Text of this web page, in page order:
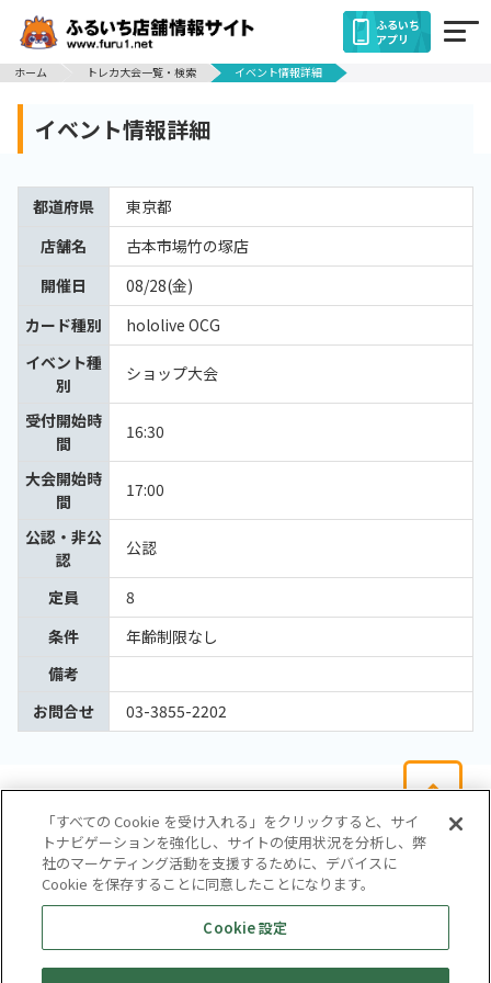
ふるいち
アプリ
ホーム
トレカ大会一覧・検索 イベント情報詳細
イベント情報詳細
都道府県
東京都
店舗名
古本市場竹の塚店
開催日
08/28(金)
カード種別
hololive OCG
イベント種
別
ショップ大会
受付開始時
間
16:30
大会開始時
間
17:00
公認・非公
認
公認
定員
8
条件
年齢制限なし
備考
お問合せ
03-3855-2202
会社概要
サイトマップ
お問い合わせ
個人情報保護方針
株式会社テイツー
「すべての Cookie を受け入れる」をクリックすると、サイ
トナビゲーションを強化し、サイトの使用状況を分析し、弊
社のマーケティング活動を支援するために、デバイスに
Cookie を保存することに同意したことになります。
Cookie 設定